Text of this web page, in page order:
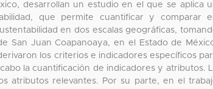
desarrollan un estudio en el que se aplica
que permite cuantificar y comparar
en dos escalas geográficas,
San Juan Coapanoaya, en el Estado de
los criterios e indicadores específicos
la cuantificación de indicadores y atributos.
atributos relevantes. Por su parte, en el